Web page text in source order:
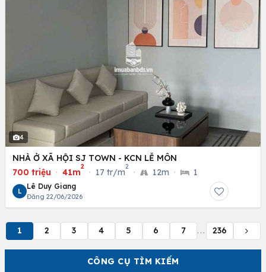
CÔNG CỤ TÌM KIẾM
4
NHÀ Ở XÃ HỘI SJ TOWN - KCN LỄ MÔN
700 triệu · 41m
2
· 17 tr/m
2
· 12m · 1
L
Lê Duy Giang
Đăng 22/06/2026
1 2 3 4 5 6 7 ... 236